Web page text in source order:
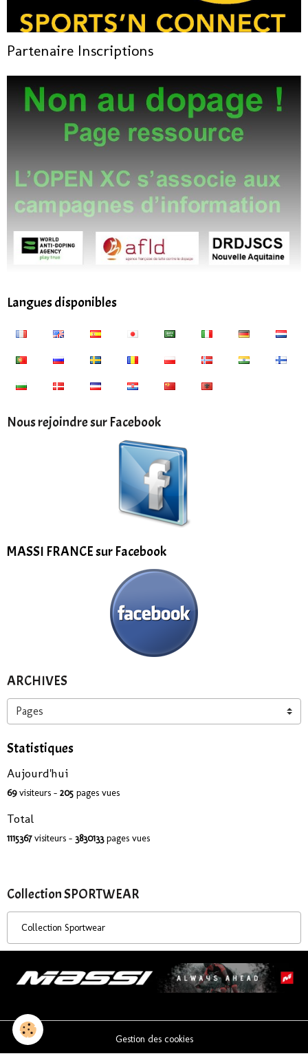
Partenaire Inscriptions
Langues disponibles
Nous rejoindre sur Facebook
MASSI FRANCE sur Facebook
ARCHIVES
Statistiques
Aujourd'hui
69visiteurs - 205 pages vues
Total
1115367visiteurs - 3830133pages vues
Collection SPORTWEAR
Collection Sportwear
Gestion des cookies